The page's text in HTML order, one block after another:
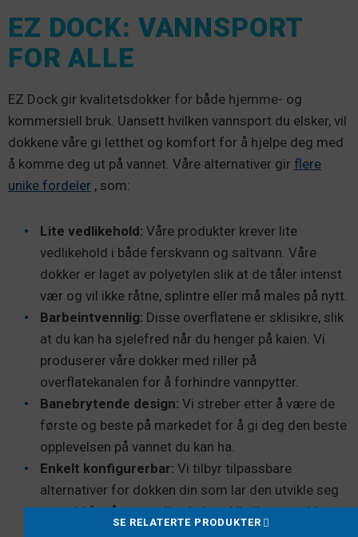
EZ DOCK: VANNSPORT
FOR ALLE
EZ Dock gir kvalitetsdokker for både hjemme- og
kommersiell bruk. Uansett hvilken vannsport du elsker, vil
dokkene våre gi letthet og komfort for å hjelpe deg med
å komme deg ut på vannet. Våre alternativer gir flere
unike fordeler , som:
Lite vedlikehold: Våre produkter krever lite
vedlikehold i både ferskvann og saltvann. Våre
dokker er laget av polyetylen slik at de tåler intenst
vær og vil ikke råtne, splintre eller må males på nytt.
Barbeintvennlig: Disse overflatene er sklisikre, slik
at du kan ha sjelefred når du henger på kaien. Vi
produserer våre dokker med riller på
overflatekanalen for å forhindre vannpytter.
Banebrytende design: Vi streber etter å være de
første og beste på markedet for å gi deg den beste
opplevelsen på vannet du kan ha.
Enkelt konfigurerbar: Vi tilbyr tilpassbare
alternativer for dokken din som lar den utvikle seg
over tid for å passe dine behov. Vi tilbyr en rekke
SE RELATERTE PRODUKTER